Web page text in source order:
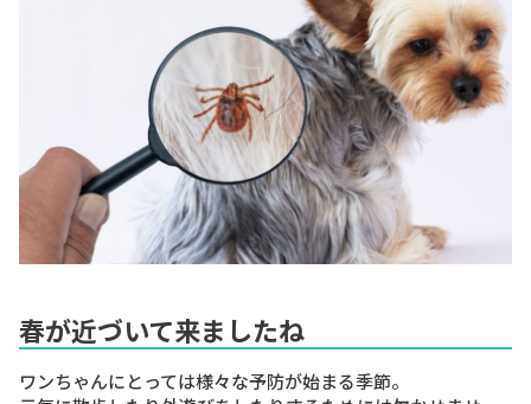
春が近づいて来ましたね
ワンちゃんにとっては様々な予防が始まる季節。